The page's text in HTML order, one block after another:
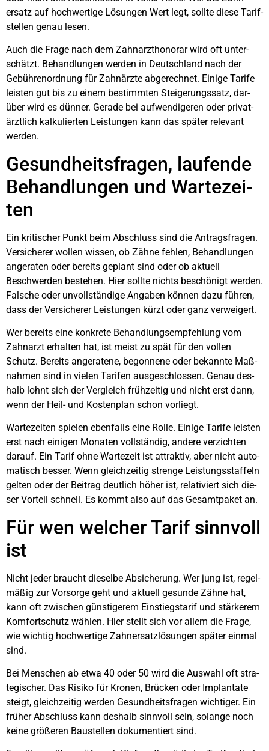
ersatz auf hoch­wer­ti­ge Lösun­gen Wert legt, soll­te die­se Tarif­
stel­len genau lesen.
Auch die Fra­ge nach dem Zahn­arzt­ho­no­rar wird oft unter­
schätzt. Behand­lun­gen wer­den in Deutsch­land nach der
Gebüh­ren­ord­nung für Zahn­ärz­te abge­rech­net. Eini­ge Tari­fe
leis­ten gut bis zu einem bestimm­ten Stei­ge­rungs­satz, dar­
über wird es dün­ner. Gera­de bei auf­wen­di­ge­ren oder pri­vat­
ärzt­lich kal­ku­lier­ten Leis­tun­gen kann das spä­ter rele­vant
wer­den.
Gesund­heits­fra­gen, lau­fen­de
Behand­lun­gen und War­te­zei­
ten
Ein kri­ti­scher Punkt beim Abschluss sind die Antrags­fra­gen.
Ver­si­che­rer wol­len wis­sen, ob Zäh­ne feh­len, Behand­lun­gen
ange­ra­ten oder bereits geplant sind oder ob aktu­ell
Beschwer­den bestehen. Hier soll­te nichts beschö­nigt wer­den.
Fal­sche oder unvoll­stän­di­ge Anga­ben kön­nen dazu füh­ren,
dass der Ver­si­che­rer Leis­tun­gen kürzt oder ganz ver­wei­gert.
Wer bereits eine kon­kre­te Behand­lungs­emp­feh­lung vom
Zahn­arzt erhal­ten hat, ist meist zu spät für den vol­len
Schutz. Bereits ange­ra­te­ne, begon­ne­ne oder bekann­te Maß­
nah­men sind in vie­len Tari­fen aus­ge­schlos­sen. Genau des­
halb lohnt sich der Ver­gleich früh­zei­tig und nicht erst dann,
wenn der Heil- und Kos­ten­plan schon vor­liegt.
War­te­zei­ten spie­len eben­falls eine Rol­le. Eini­ge Tari­fe leis­ten
erst nach eini­gen Mona­ten voll­stän­dig, ande­re ver­zich­ten
dar­auf. Ein Tarif ohne War­te­zeit ist attrak­tiv, aber nicht auto­
ma­tisch bes­ser. Wenn gleich­zei­tig stren­ge Leis­tungs­staf­feln
gel­ten oder der Bei­trag deut­lich höher ist, rela­ti­viert sich die­
ser Vor­teil schnell. Es kommt also auf das Gesamt­pa­ket an.
Für wen wel­cher Tarif sinn­voll
ist
Nicht jeder braucht die­sel­be Absi­che­rung. Wer jung ist, regel­
mä­ßig zur Vor­sor­ge geht und aktu­ell gesun­de Zäh­ne hat,
kann oft zwi­schen güns­ti­ge­rem Ein­stiegs­ta­rif und stär­ke­rem
Kom­fort­schutz wäh­len. Hier stellt sich vor allem die Fra­ge,
wie wich­tig hoch­wer­ti­ge Zahn­ersatz­lö­sun­gen spä­ter ein­mal
sind.
Bei Men­schen ab etwa 40 oder 50 wird die Aus­wahl oft stra­
te­gi­scher. Das Risi­ko für Kro­nen, Brü­cken oder Implan­ta­te
steigt, gleich­zei­tig wer­den Gesund­heits­fra­gen wich­ti­ger. Ein
frü­her Abschluss kann des­halb sinn­voll sein, solan­ge noch
kei­ne grö­ße­ren Bau­stel­len doku­men­tiert sind.